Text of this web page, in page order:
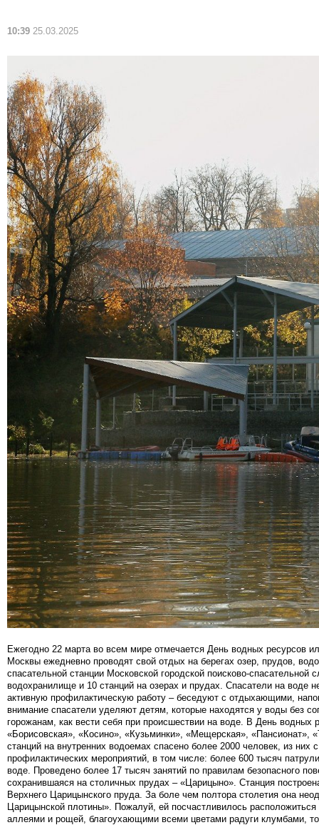
10:39 25.03.2025
Ежегодно 22 марта во всем мире отмечается День водных ресурсов
Москвы ежедневно проводят свой отдых на берегах озер, прудов,
спасательной станции Московской городской поисково-
водохранилище и 10 станций на озерах и прудах. Спасатели на воде
активную профилактическую работу – беседуют с отдыхающими,
внимание спасатели уделяют детям, которые находятся у воды без
горожанам, как вести себя при происшествии на воде. В День водных
«Борисовская», «Косино», «Кузьминки», «Мещерская», «Пансионат»,
станций на внутренних водоемах спасено более 2000 человек, из
профилактических мероприятий, в том числе: более 600 тысяч
воде. Проведено более 17 тысяч занятий по правилам безопасного
сохранившаяся на столичных прудах – «Царицыно». Станция
Верхнего Царицынского пруда. За боле чем полтора столетия она
Царицынской плотины». Пожалуй, ей посчастливилось
аллеями и рощей, благоухающими всеми цветами радуги клумбами,